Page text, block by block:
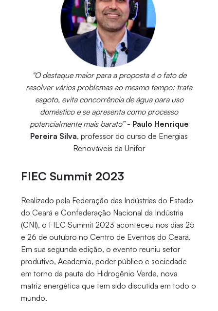
"O destaque maior para a proposta é o fato de
resolver vários problemas ao mesmo tempo: trata
esgoto, evita concorrência de água para uso
doméstico e se apresenta como processo
potencialmente mais barato”- Paulo Henrique
Pereira Silva, professor do curso de Energias
Renováveis da Unifor
FIEC Summit 2023
Realizado pela Federação das Indústrias do Estado
do Ceará e Confederação Nacional da Indústria
(CNI), o FIEC Summit 2023 aconteceu nos dias 25
e 26 de outubro no Centro de Eventos do Ceará.
Em sua segunda edição, o evento reuniu setor
produtivo, Academia, poder público e sociedade
em torno da pauta do Hidrogênio Verde, nova
matriz energética que tem sido discutida em todo o
mundo.